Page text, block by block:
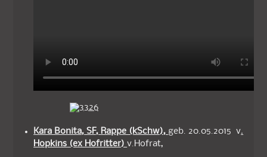
Kara Bonita, SF, Rappe (kSchw), geb. 20.05.2015 v.
Hopkins (ex Hofritter)v.Hofrat,